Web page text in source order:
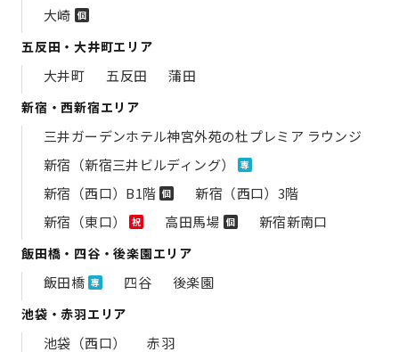
大崎 個
五反田・大井町エリア
大井町 五反田 蒲田
新宿・西新宿エリア
三井ガーデンホテル神宮外苑の​杜プレミア ラウンジ
新宿（新宿三井ビルディング）
専
新宿（西口）B1階 個
新宿（西口）3階
新宿（東口）
祝 高田馬場 個 新宿新南口
飯田橋・四谷・後楽園エリア
飯田橋 専 四谷 後楽園
池袋・赤羽エリア
池袋（西口） 赤羽